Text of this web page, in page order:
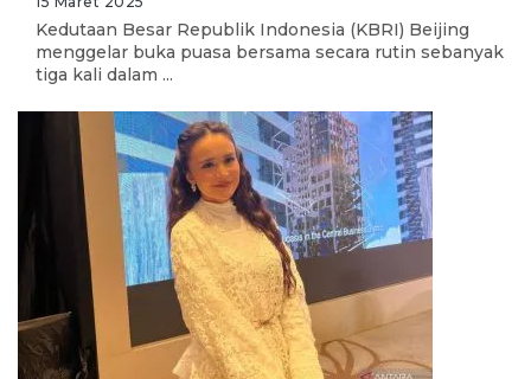
Kedutaan Besar Republik Indonesia (KBRI) Beijing
menggelar buka puasa bersama secara rutin sebanyak
tiga kali dalam ...